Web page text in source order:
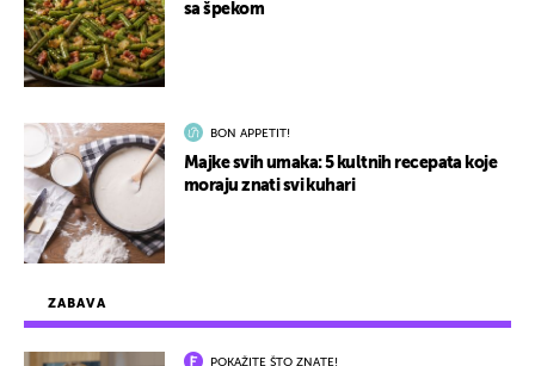
ZABAVA
POKAŽITE ŠTO ZNATE!
sa špekom
BON APPETIT!
Majke svih umaka: 5 kultnih recepata koje
moraju znati svi kuhari